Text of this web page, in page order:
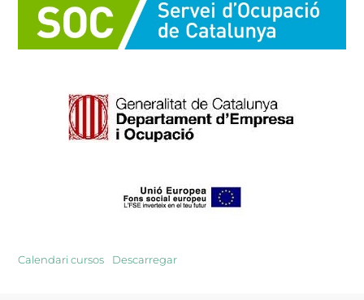
Calendari cursos Descarregar